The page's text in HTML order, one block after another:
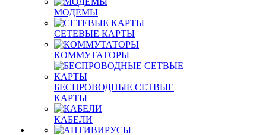
МОДЕМЫ
СЕТЕВЫЕ КАРТЫ
КОММУТАТОРЫ
БЕСПРОВОДНЫЕ СЕТВЫЕ
КАРТЫ
КАБЕЛИ